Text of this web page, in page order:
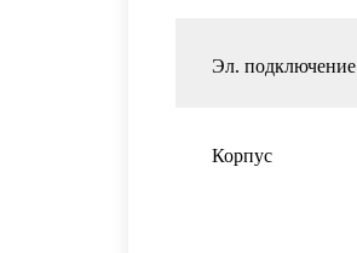
Эл. подключение
Корпус